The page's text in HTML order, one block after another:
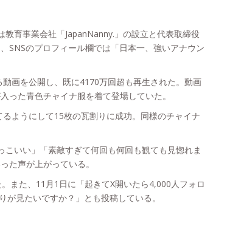
育事業会社「JapanNanny.」の設立と代表取締役
SNSのプロフィール欄では「日本一、強いアナウン
画を公開し、既に4170万回超も再生された。動画
った青色チャイナ服を着て登場していた。
ようにして15枚の瓦割りに成功。同様のチャイナ
いい」「素敵すぎて何回も何回も観ても見惚れま
た声が上がっている。
た、11月1日に「起きてX開いたら4,000人フォロ
見たいですか？」とも投稿している。